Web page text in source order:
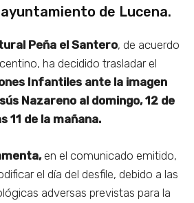
de Lucena.
Peña el Santero, de acuerdo
ha decidido trasladar el
Infantiles ante la imagen
Nazareno al domingo, 12 de
11 de la mañana.
en el comunicado emitido,
el día del desfile, debido a las
adversas previstas para la